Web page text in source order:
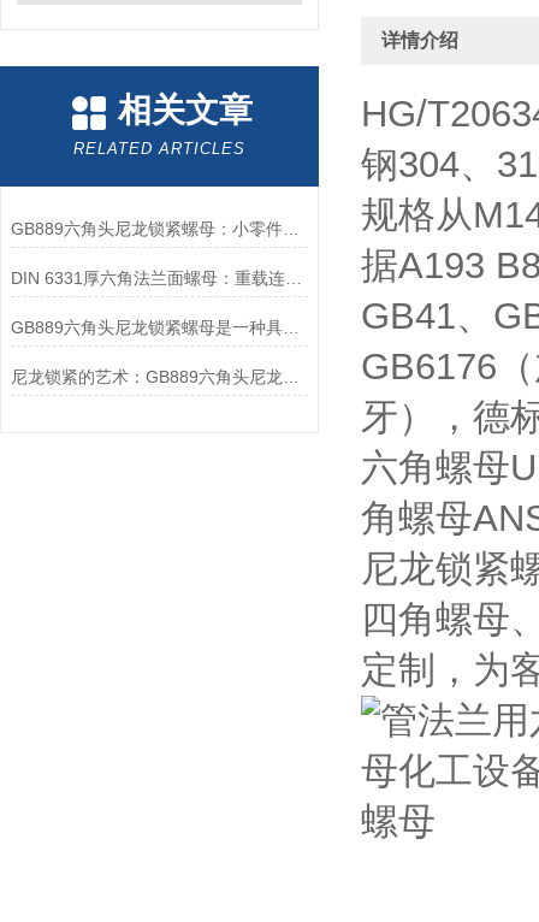
相关文章
RELATED ARTICLES
GB889六角头尼龙锁紧螺母：小零件中的大智慧
DIN 6331厚六角法兰面螺母：重载连接中的可靠紧固解决方案
GB889六角头尼龙锁紧螺母是一种具有特殊设计的螺母
详情介绍
HG/
钢304、
规格从
据A193
GB41、
GB6176
牙），德
六角螺母
角螺母
尼龙锁紧
四角螺母
定制，为